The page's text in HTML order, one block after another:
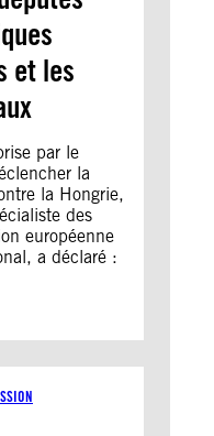
et les
par le
la
la Hongrie,
des
européenne
a déclaré :